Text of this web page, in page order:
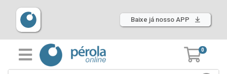
Baixe já nosso APP
0